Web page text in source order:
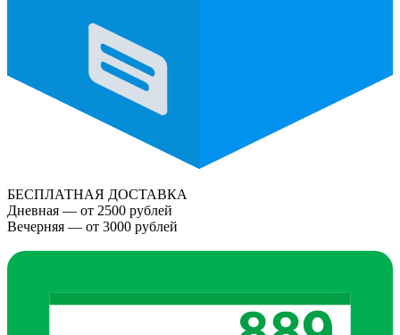
БЕСПЛАТНАЯ ДОСТАВКА
Дневная — от 2500 рублей
Вечерняя — от 3000 рублей